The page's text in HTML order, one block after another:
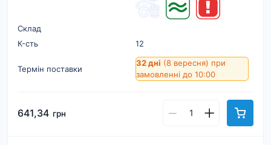
Склад
К-cть
12
Термін поставки
32 дні (8 вересня) при
замовленні до 10:00
641,34 грн